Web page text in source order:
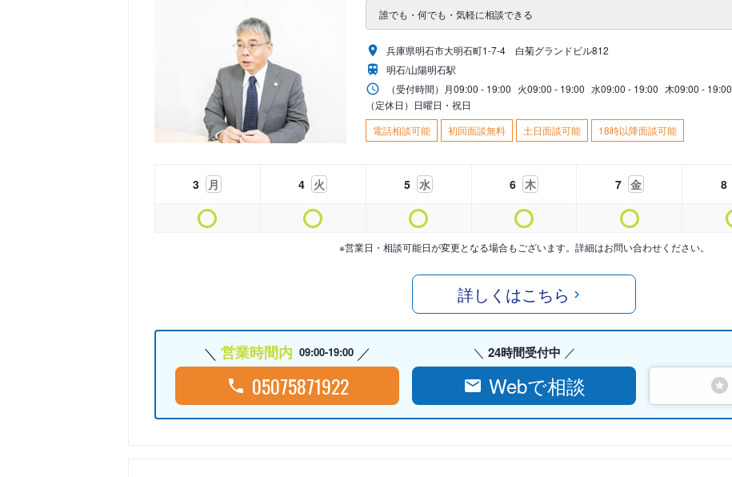
誰でも・何でも・気軽に相談できる
兵庫県明石市大明石町1-7-4 白菊グランドビル812
明石/山陽明石駅
（受付時間） 月09:00 - 19:00 火09:00 - 19:00 水09:00 - 19:00 木09:00 - 19:00
（定休日）日曜日・祝日
電話相談可能
初回面談無料 土日面談可能 18時以降面談可能
3 月 4 火 5 水 6 木 7 金 8
※営業日・相談可能日が変更となる場合もございます。詳細はお問い合わせください。
詳しくはこちら
営業時間内 09:00-19:00
05075871922
24時間受付中
Webで相談